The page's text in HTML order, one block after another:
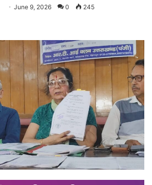
June 9, 2026 0 245